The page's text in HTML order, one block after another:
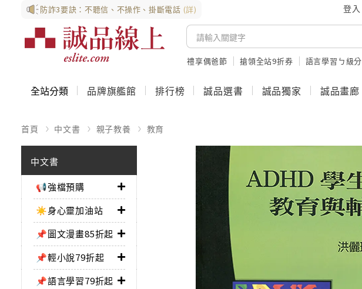
防詐3要訣：不聽信、不操作、掛斷電話 (詳) 登入
禮享偶爸節 搶領全站9折券 語言學習ㄅ級分
全站分類 品牌旗艦館 排行榜 誠品選書 誠品獨家 誠品畫廊
首頁 中文書 親子教養 教育
中文書
📢強檔預購
☀️身心靈加油站
📌圖文漫畫85折起
📌輕小說79折起
📌語言學習79折起